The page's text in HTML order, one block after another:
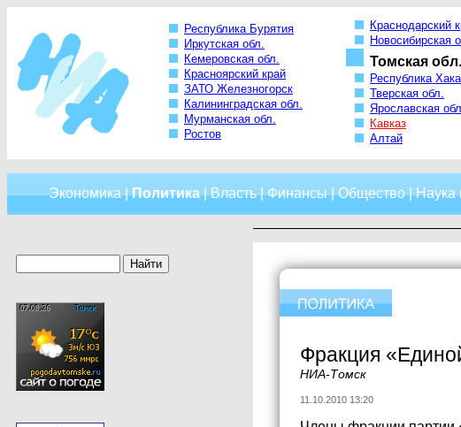
Республика Бурятия
Иркутская обл.
Кемеровская обл.
Красноярский край
ЗАТО Железногорск
Калининградская обл.
Мурманская обл.
Ростов
Краснодарский
Новосибирская
Томская обл.
Республика
Тверская обл.
Ярославская
Кавказ
Алтай
Экономика|Политика|Власть|Финансы|Общество|Наука
Фракция
НИА-Томск
11.10.2010 13:20